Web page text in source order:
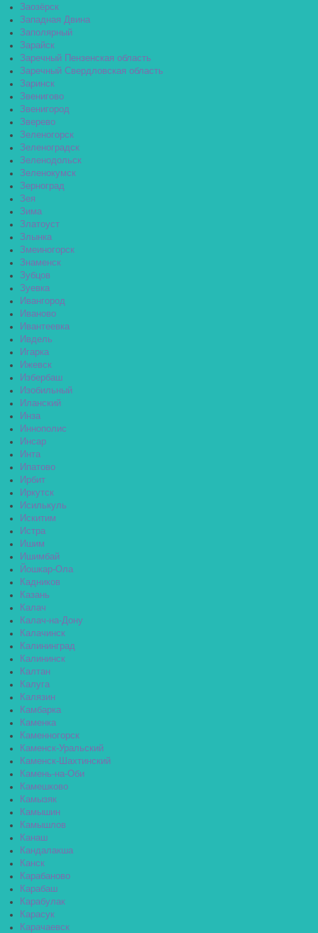
Заозёрск
Западная Двина
Заполярный
Зарайск
Заречный Пензенская область
Заречный Свердловская область
Заринск
Звенигово
Звенигород
Зверево
Зеленогорск
Зеленоградск
Зеленодольск
Зеленокумск
Зерноград
Зея
Зима
Златоуст
Злынка
Змеиногорск
Знаменск
Зубцов
Зуевка
Ивангород
Иваново
Ивантеевка
Ивдель
Игарка
Ижевск
Избербаш
Изобильный
Иланский
Инза
Иннополис
Инсар
Инта
Ипатово
Ирбит
Иркутск
Исилькуль
Искитим
Истра
Ишим
Ишимбай
Йошкар-Ола
Кадников
Казань
Калач
Калач-на-Дону
Калачинск
Калининград
Калининск
Калтан
Калуга
Калязин
Камбарка
Каменка
Каменногорск
Каменск-Уральский
Каменск-Шахтинский
Камень-на-Оби
Камешково
Камызяк
Камышин
Камышлов
Канаш
Кандалакша
Канск
Карабаново
Карабаш
Карабулак
Карасук
Карачаевск